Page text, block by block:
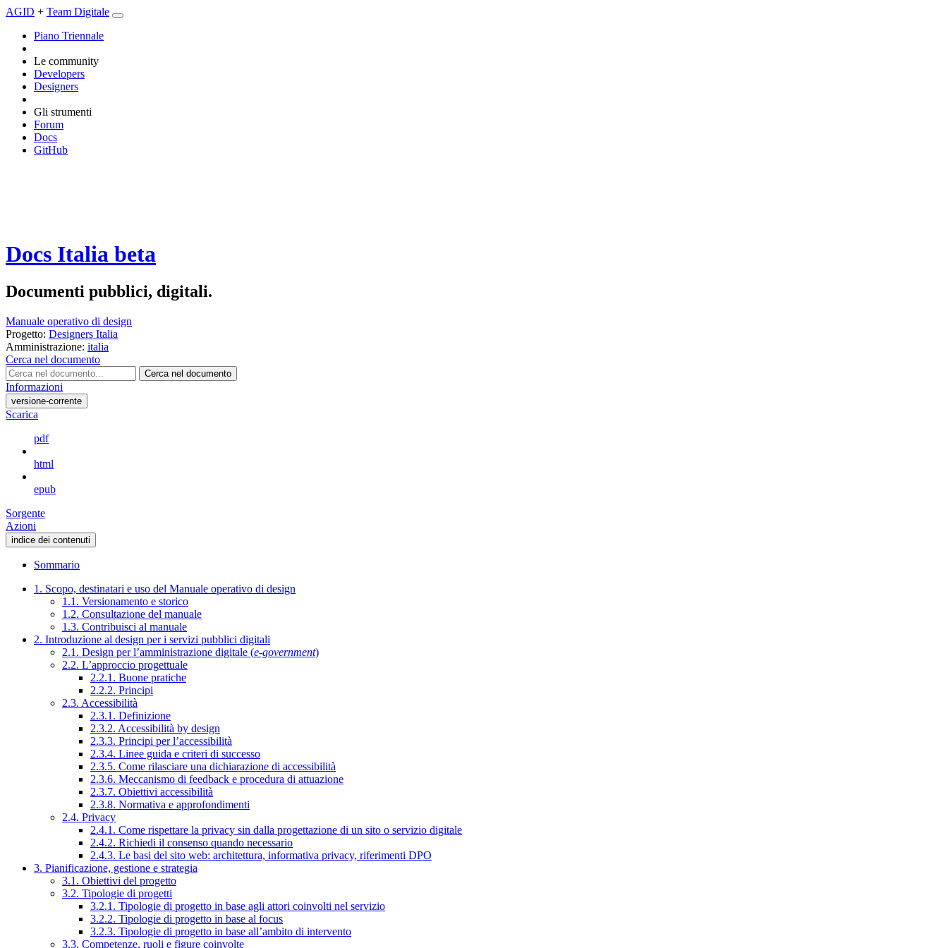
AGID + Team Digitale
Piano Triennale
Le community
Developers
Designers
Gli strumenti
Forum
Docs
GitHub
Docs Italia beta
Documenti pubblici, digitali.
Manuale operativo di design
Progetto: Designers Italia
Amministrazione: italia
Cerca nel documento
Cerca nel documento
Informazioni
versione-corrente
Scarica
pdf
html
epub
Sorgente
Azioni
indice dei contenuti
Sommario
1. Scopo, destinatari e uso del Manuale operativo di design
1.1. Versionamento e storico
1.2. Consultazione del manuale
1.3. Contribuisci al manuale
2. Introduzione al design per i servizi pubblici digitali
2.1. Design per l’amministrazione digitale (e-government)
2.2. L’approccio progettuale
2.2.1. Buone pratiche
2.2.2. Principi
2.3. Accessibilità
2.3.1. Definizione
2.3.2. Accessibilità by design
2.3.3. Principi per l’accessibilità
2.3.4. Linee guida e criteri di successo
2.3.5. Come rilasciare una dichiarazione di accessibilità
2.3.6. Meccanismo di feedback e procedura di attuazione
2.3.7. Obiettivi accessibilità
2.3.8. Normativa e approfondimenti
2.4. Privacy
2.4.1. Come rispettare la privacy sin dalla progettazione di un sito o servizio digitale
2.4.2. Richiedi il consenso quando necessario
2.4.3. Le basi del sito web: architettura, informativa privacy, riferimenti DPO
3. Pianificazione, gestione e strategia
3.1. Obiettivi del progetto
3.2. Tipologie di progetti
3.2.1. Tipologie di progetto in base agli attori coinvolti nel servizio
3.2.2. Tipologie di progetto in base al focus
3.2.3. Tipologie di progetto in base all’ambito di intervento
3.3. Competenze, ruoli e figure coinvolte